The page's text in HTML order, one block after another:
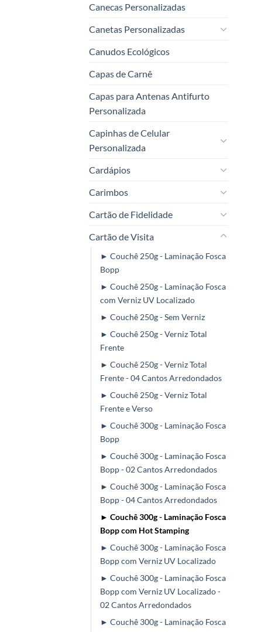
Canecas Personalizadas
Canetas Personalizadas
Canudos Ecológicos
Capas de Carnê
Capas para Antenas Antifurto
Personalizada
Capinhas de Celular
Personalizada
Cardápios
Carimbos
Cartão de Fidelidade
Cartão de Visita
► Couchê 250g - Laminação Fosca
Bopp
► Couchê 250g - Laminação Fosca
com Verniz UV Localizado
► Couchê 250g - Sem Verniz
► Couchê 250g - Verniz Total
Frente
► Couchê 250g - Verniz Total
Frente - 04 Cantos Arredondados
► Couchê 250g - Verniz Total
Frente e Verso
► Couchê 300g - Laminação Fosca
Bopp
► Couchê 300g - Laminação Fosca
Bopp - 02 Cantos Arredondados
► Couchê 300g - Laminação Fosca
Bopp - 04 Cantos Arredondados
► Couchê 300g - Laminação Fosca
Bopp com Hot Stamping
► Couchê 300g - Laminação Fosca
Bopp com Verniz UV Localizado
► Couchê 300g - Laminação Fosca
Bopp com Verniz UV Localizado -
02 Cantos Arredondados
► Couchê 300g - Laminação Fosca